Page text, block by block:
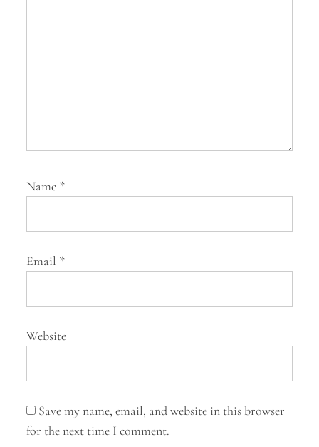
Name *
Email *
Website
Save my name, email, and website in this browser
for the next time I comment.